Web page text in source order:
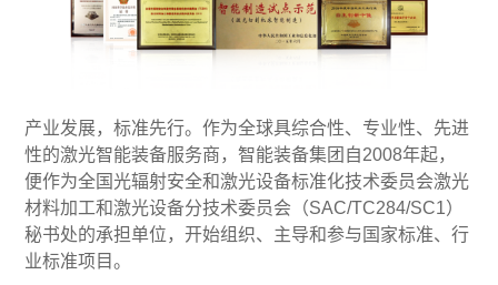
产业发展，标准先行。作为全球具综合性、专业性、先进
性的激光智能装备服务商，智能装备集团自2008年起，
便作为全国光辐射安全和激光设备标准化技术委员会激光
材料加工和激光设备分技术委员会（SAC/TC284/SC1）
秘书处的承担单位，开始组织、主导和参与国家标准、行
业标准项目。